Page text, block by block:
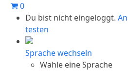
Skip
content
0
Du bist nicht eingeloggt.
testen
Sprache wechseln
Wähle eine Sprache